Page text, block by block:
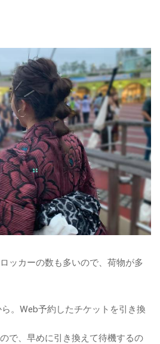
ッカーの数も多いので、荷物が多
。Web予約したチケットを引き換
で、早めに引き換えて待機するの